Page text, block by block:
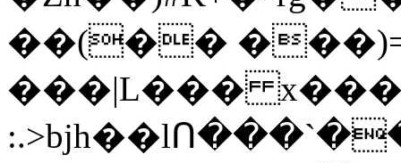
��(��
���|L���